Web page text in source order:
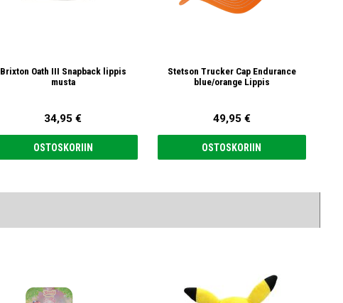
Brixton Oath III Snapback lippis
musta
34,95 €
OSTOSKORIIN
Stetson Trucker Cap Endurance
blue/orange Lippis
49,95 €
OSTOSKORIIN